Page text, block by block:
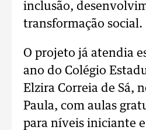
inclusão,
transformação social.
O projeto já atendia
ano do Colégio
Elzira Correia de Sá,
Paula, com aulas
para níveis iniciante